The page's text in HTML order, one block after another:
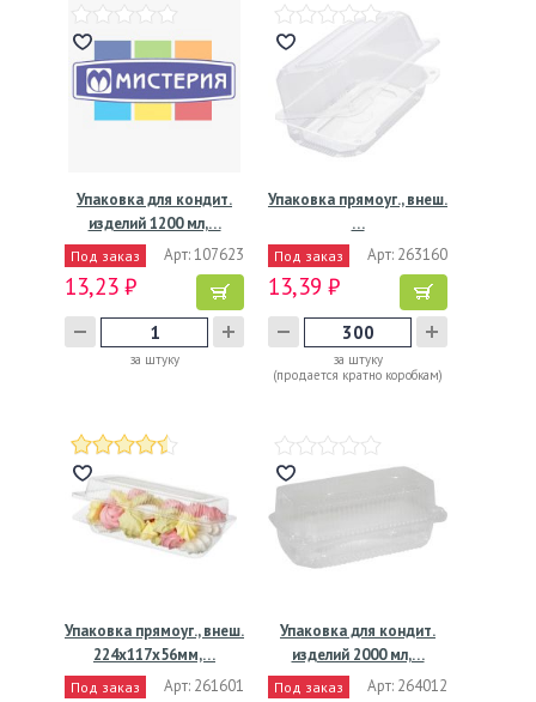
Упаковка для кондит.
изделий 1200 мл,…
Под заказ Арт: 107623
13,23 ₽
за штуку
Упаковка прямоуг., внеш.
…
Под заказ Арт: 263160
13,39 ₽
за штуку
(продается кратно коробкам)
Упаковка прямоуг., внеш.
224х117х56мм,…
Под заказ Арт: 261601
Упаковка для кондит.
изделий 2000 мл,…
Под заказ Арт: 264012